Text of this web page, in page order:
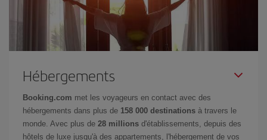
Hébergements
Booking.com met les voyageurs en contact avec des
hébergements dans plus de 158 000 destinations à travers le
monde. Avec plus de 28 millions d'établissements, depuis des
hôtels de luxe jusqu'à des appartements, l'hébergement de vos